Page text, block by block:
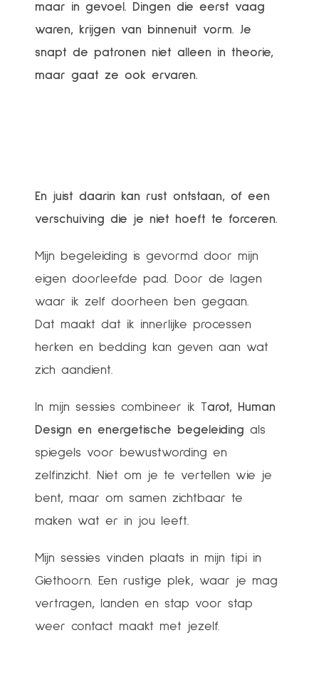
maar in gevoel. Dingen die eerst vaag
waren, krijgen van binnenuit vorm. Je
snapt de patronen niet alleen in theorie,
maar gaat ze ook ervaren.
En juist daarin kan rust ontstaan, of een
verschuiving die je niet hoeft te forceren.
Mijn begeleiding is gevormd door mijn
eigen doorleefde pad. Door de lagen
waar ik zelf doorheen ben gegaan.
Dat maakt dat ik innerlijke processen
herken en bedding kan geven aan wat
zich aandient.
In mijn sessies combineer ik Tarot, Human
Design en energetische begeleiding als
spiegels voor bewustwording en
zelfinzicht. Niet om je te vertellen wie je
bent, maar om samen zichtbaar te
maken wat er in jou leeft.
Mijn sessies vinden plaats in mijn tipi in
Giethoorn. Een rustige plek, waar je mag
vertragen, landen en stap voor stap
weer contact maakt met jezelf.